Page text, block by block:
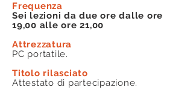
Frequenza
Sei lezioni da due ore dalle ore
19,00 alle ore 21,00
Attrezzatura
PC portatile.
Titolo rilasciato
Attestato di partecipazione.